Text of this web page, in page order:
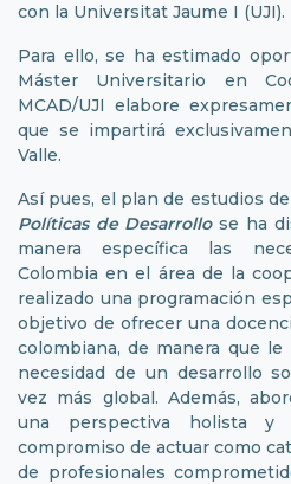
con la Universitat Jaume I (UJI).
Para ello, se ha estimado
Máster Universitario en
MCAD/UJI elabore
que se impartirá
Valle.
Así pues, el plan de estudios
Políticas de Desarrollose ha
manera específica las
Colombia en el área de la
realizado una programación
objetivo de ofrecer una
colombiana, de manera que
necesidad de un desarrollo
vez más global. Además,
una perspectiva holista y
compromiso de actuar como
de profesionales